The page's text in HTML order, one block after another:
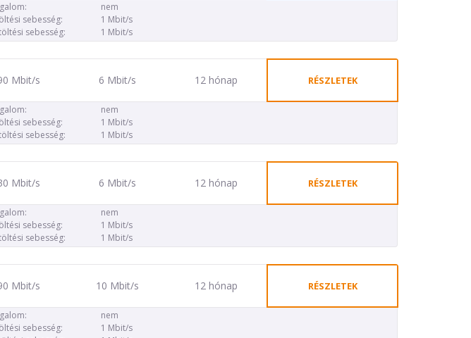
nem
sebesség:
1 Mbit/s
sebesség:
1 Mbit/s
Mbit/s 6 Mbit/s 12 hónap RÉSZLETEK
nem
sebesség:
1 Mbit/s
sebesség:
1 Mbit/s
Mbit/s 6 Mbit/s 12 hónap RÉSZLETEK
nem
sebesség:
1 Mbit/s
sebesség:
1 Mbit/s
Mbit/s 10 Mbit/s 12 hónap RÉSZLETEK
nem
sebesség:
1 Mbit/s